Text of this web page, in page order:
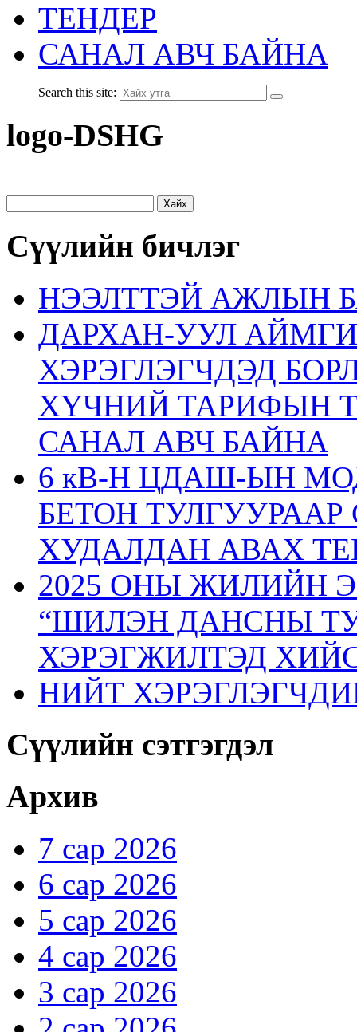
ТЕНДЕР
САНАЛ АВЧ БАЙНА
Search this site:
logo-DSHG
Сүүлийн бичлэг
НЭЭЛТТЭЙ АЖЛЫН
ДАРХАН-УУЛ
ХЭРЭГЛЭГЧДЭД
ХҮЧНИЙ ТАРИФЫН
САНАЛ АВЧ БАЙНА
6 кВ-Н ЦДАШ-ЫН
БЕТОН
ХУДАЛДАН АВАХ
2025 ОНЫ ЖИЛИЙН
“ШИЛЭН ДАНСНЫ
ХЭРЭГЖИЛТЭД
НИЙТ
Сүүлийн сэтгэгдэл
Архив
7 сар 2026
6 сар 2026
5 сар 2026
4 сар 2026
3 сар 2026